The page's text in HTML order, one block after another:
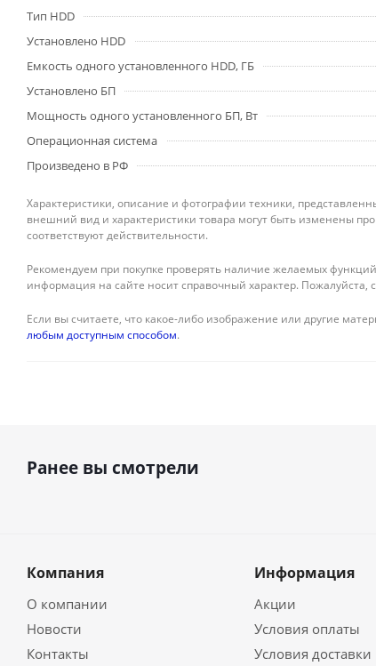
Тип HDD
Установлено HDD
Емкость одного установленного HDD, ГБ
Установлено БП
Мощность одного установленного БП, Вт
Операционная система
Произведено в РФ
Характеристики, описание и фотографии техники,
внешний вид и характеристики товара могут быть изменены
соответствуют действительности.
Рекомендуем при покупке проверять наличие желаемых
информация на сайте носит справочный характер.
Если вы считаете, что какое-либо изображение или другие
любым доступным способом.
Ранее вы смотрели
Компания
О компании
Новости
Контакты
Информация
Акции
Условия оплаты
Условия доставки